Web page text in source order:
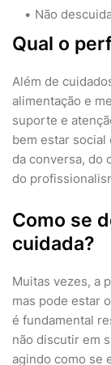
Não
Qual o
Além de
alimentação e
suporte e
bem estar social
da conversa, do
do
Como se
cuidada?
Muitas vezes, a
mas pode estar
é fundamental
não discutir em
agindo como se